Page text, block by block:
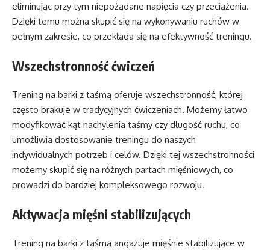
eliminując przy tym niepożądane napięcia czy przeciążenia.
Dzięki temu można skupić się na wykonywaniu ruchów w
pełnym zakresie, co przekłada się na efektywność treningu.
Wszechstronność ćwiczeń
Trening na barki z taśmą oferuje wszechstronność, której
często brakuje w tradycyjnych ćwiczeniach. Możemy łatwo
modyfikować kąt nachylenia taśmy czy długość ruchu, co
umożliwia dostosowanie treningu do naszych
indywidualnych potrzeb i celów. Dzięki tej wszechstronności
możemy skupić się na różnych partach mięśniowych, co
prowadzi do bardziej kompleksowego rozwoju.
Aktywacja mięśni stabilizujących
Trening na barki z taśmą angażuje mięśnie stabilizujące w